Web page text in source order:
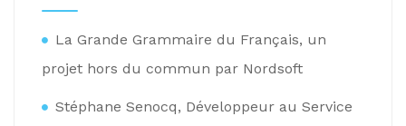
La Grande Grammaire du Français, un
projet hors du commun par Nordsoft
Stéphane Senocq, Développeur au Service